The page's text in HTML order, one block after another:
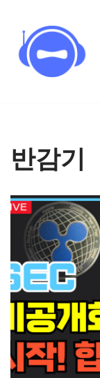
Skip
to
content
반감기